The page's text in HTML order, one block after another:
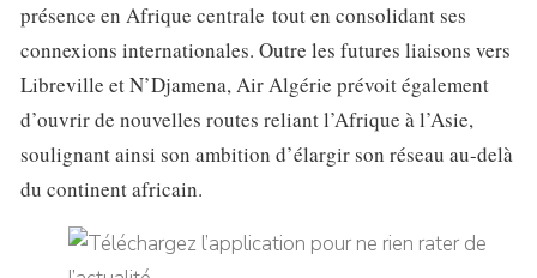
présence en Afrique centrale tout en consolidant ses
connexions internationales. Outre les futures liaisons vers
Libreville et N’Djamena, Air Algérie prévoit également
d’ouvrir de nouvelles routes reliant l’Afrique à l’Asie,
soulignant ainsi son ambition d’élargir son réseau au-delà
du continent africain.